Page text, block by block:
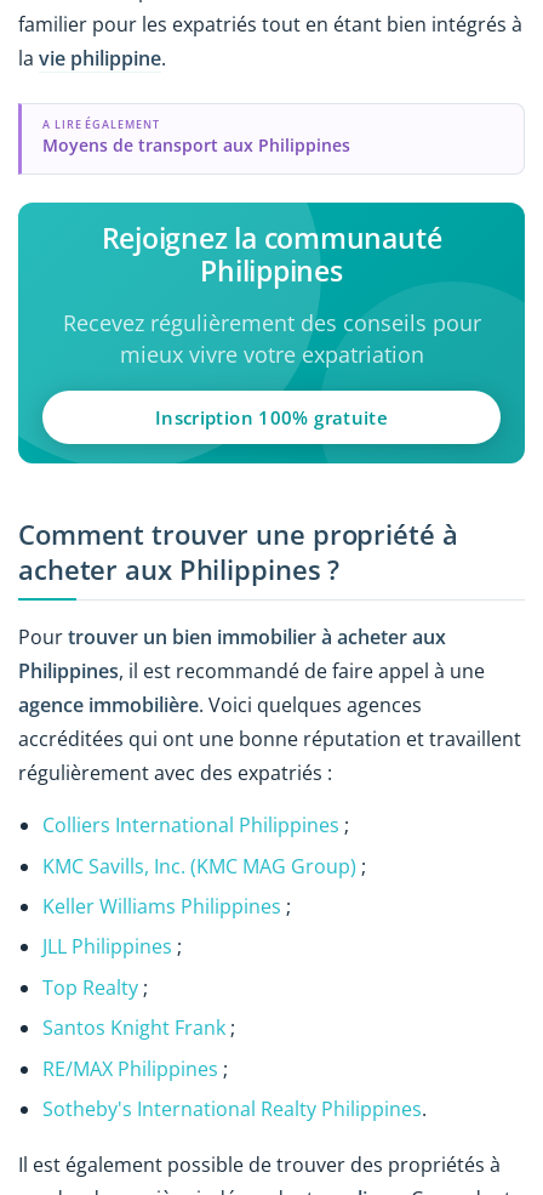
familier pour les expatriés tout en étant bien intégrés à
la vie philippine.
A LIRE ÉGALEMENT
Moyens de transport aux Philippines
Rejoignez la communauté
Philippines
Recevez régulièrement des conseils pour
mieux vivre votre expatriation
Inscription 100% gratuite
Comment trouver une propriété à
acheter aux Philippines ?
Pourtrouver un bien immobilier à acheter aux
Philippines, il est recommandé de faire appel à une
agence immobilière. Voici quelques agences
accréditées qui ont une bonne réputation et travaillent
régulièrement avec des expatriés :
Colliers International Philippines ;
KMC Savills, Inc. (KMC MAG Group) ;
Keller Williams Philippines ;
JLL Philippines ;
Top Realty ;
Santos Knight Frank ;
RE/MAX Philippines ;
Sotheby's International Realty Philippines.
Il est également possible de trouver des propriétés à